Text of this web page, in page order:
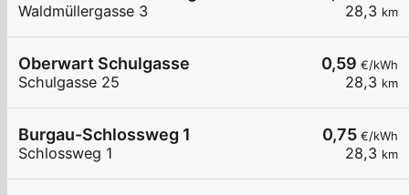
28,3 km
Waldmüllergasse 3
0,59 €/kWh
28,3 km
Oberwart Schulgasse
Schulgasse 25
0,75 €/kWh
28,3 km
Burgau-Schlossweg 1
Schlossweg 1